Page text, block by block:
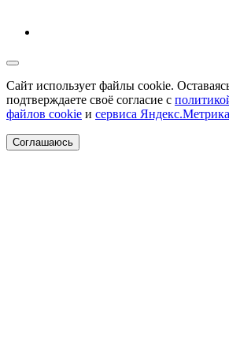
Сайт использует файлы cookie.
подтверждаете своё согласие с
файлов cookie и сервиса Яндекс.Метрика
Соглашаюсь